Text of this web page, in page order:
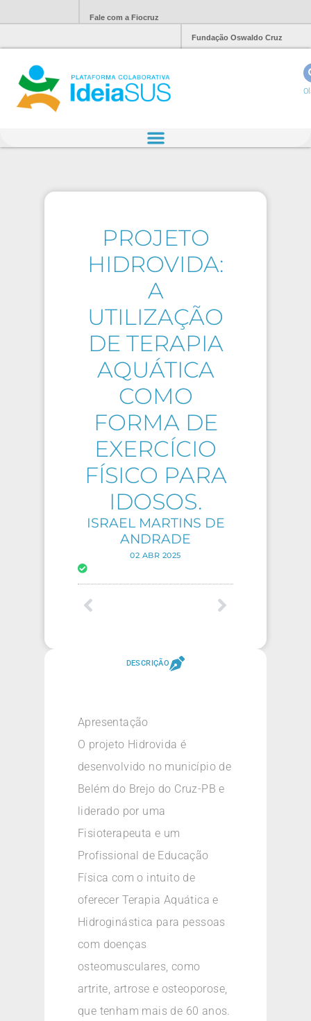
Fale com a Fiocruz
Fundação Oswaldo Cruz
PROJETO
HIDROVIDA:
A
UTILIZAÇÃO
DE TERAPIA
AQUÁTICA
COMO
FORMA DE
EXERCÍCIO
FÍSICO PARA
IDOSOS.
ISRAEL MARTINS DE
ANDRADE
02 ABR 2025
DESCRIÇÃO
Apresentação
O projeto Hidrovida é
desenvolvido no município de
Belém do Brejo do Cruz-PB e
liderado por uma
Fisioterapeuta e um
Profissional de Educação
Física com o intuito de
oferecer Terapia Aquática e
Hidroginástica para pessoas
com doenças
osteomusculares, como
artrite, artrose e osteoporose,
que tenham mais de 60 anos.